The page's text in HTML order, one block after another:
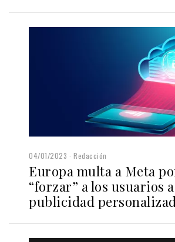
04/01/2023 Redacción
Europa multa a Meta
“forzar” a los usuarios
publicidad